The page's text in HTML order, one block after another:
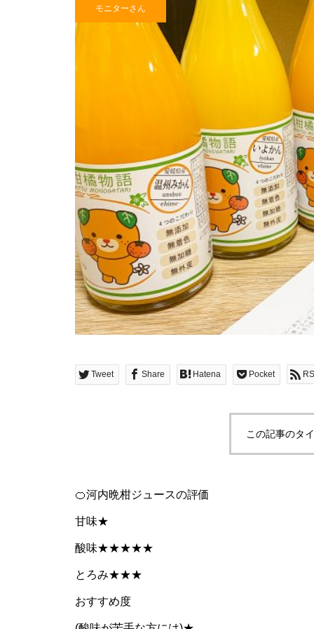
モニターさん
Tweet Share Hatena Pocket
この記事のタ
🍊河内晩柑ジュースの評価
甘味★
酸味★★★★★
とろみ★★★
おすすめ度